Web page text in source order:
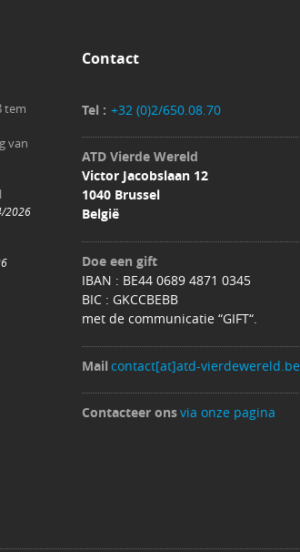
tem
van
2026
Contact
Tel : +32 (0)2/650.08.70
ATD Vierde Wereld
Victor Jacobslaan 12
1040 Brussel
België
Doe een gift
IBAN : BE44 0689 4871 0345
BIC : GKCCBEBB
met de communicatie “GIFT“.
Mail contact[at]atd-vierdewereld.be
Contacteer onsvia onze pagina